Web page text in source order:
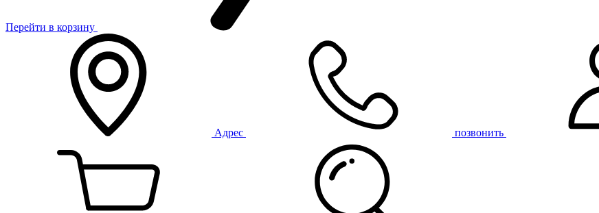
Перейти в корзину
Адрес позвонить